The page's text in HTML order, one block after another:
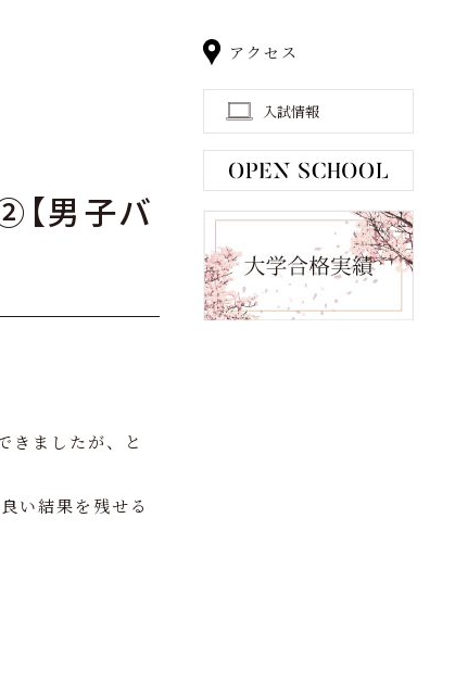
アクセス
入試情報
男子バ
きましたが、と
い結果を残せる